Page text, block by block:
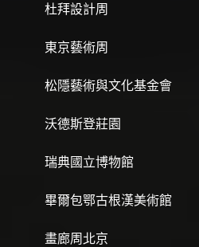
杜拜設計周
東京藝術周
松隱藝術與文化基金會
沃德斯登莊園
瑞典國立博物館
畢爾包鄂古根漢美術館
畫廊周北京